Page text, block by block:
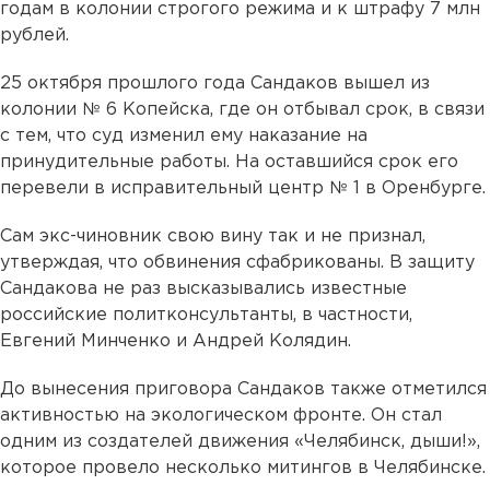
годам в колонии строгого режима и к штрафу 7 млн
рублей.
25 октября прошлого года Сандаков вышел из
колонии № 6 Копейска, где он отбывал срок, в связи
с тем, что суд изменил ему наказание на
принудительные работы. На оставшийся срок его
перевели в исправительный центр № 1 в Оренбурге.
Сам экс-чиновник свою вину так и не признал,
утверждая, что обвинения сфабрикованы. В защиту
Сандакова не раз высказывались известные
российские политконсультанты, в частности,
Евгений Минченко и Андрей Колядин.
До вынесения приговора Сандаков также отметился
активностью на экологическом фронте. Он стал
одним из создателей движения «Челябинск, дыши!»,
которое провело несколько митингов в Челябинске.